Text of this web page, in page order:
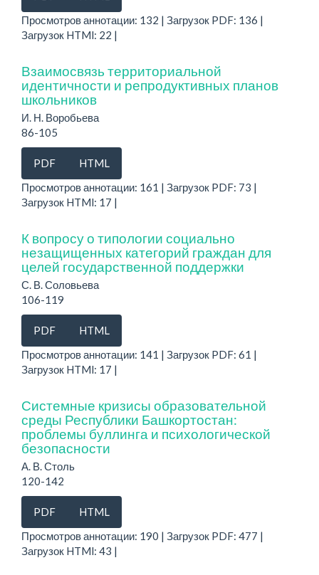
Просмотров аннотации: 132 | Загрузок PDF: 136 |
Загрузок HTMl: 22 |
Взаимосвязь территориальной
идентичности и репродуктивных планов
школьников
И. Н. Воробьева
86-105
PDF
HTML
Просмотров аннотации: 161 | Загрузок PDF: 73 |
Загрузок HTMl: 17 |
К вопросу о типологии социально
незащищенных категорий граждан для
целей государственной поддержки
С. В. Соловьева
106-119
PDF
HTML
Просмотров аннотации: 141 | Загрузок PDF: 61 |
Загрузок HTMl: 17 |
Системные кризисы образовательной
среды Республики Башкортостан:
проблемы буллинга и психологической
безопасности
А. В. Столь
120-142
PDF
HTML
Просмотров аннотации: 190 | Загрузок PDF: 477 |
Загрузок HTMl: 43 |